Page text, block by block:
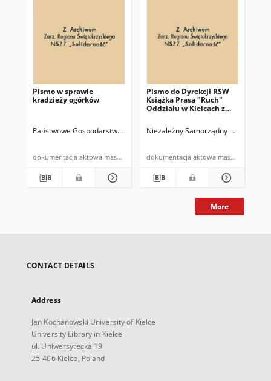
Pismo w sprawie
kradzieży ogórków
Państwowe Gospodarstwo Ogrodnicze w Piekoszowie Komisja
dokumentacja aktowa maszynopis
Pismo do Dyrekcji RSW
Książka Prasa "Ruch"
Oddziału w Kielcach z
załodze zakupu
papierosów
Niezależny Samorządny Związek
dokumentacja aktowa maszynopis
More
CONTACT DETAILS
Address
Jan Kochanowski University of Kielce
University Library in Kielce
ul. Uniwersytecka 19
25-406 Kielce, Poland